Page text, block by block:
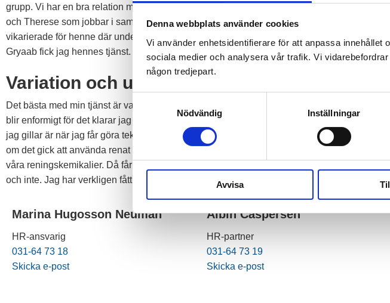
Denna webbplats använder cookies
Vi använder enhetsidentifierare för att anpassa innehållet
sociala medier och analysera vår trafik. Vi
någon tredjepart.
Nödvändig
Inställningar
Avvisa
grupp. Vi har en bra relation med varandra och jag upplever att vi är öppna och lyhörda.
och Therese som jobbar i samma grupp har förresten följts åt sedan tiden i Varberg. Jag
vikarierade för henne där under hennes föräldraledighet och sedan när hon började på
Gryaab fick jag hennes tjänst. Och så slutade det med att vi nu jobbar tillsammans igen, kul!
Variation och utveckling
Det bästa med min tjänst är variationen av arbetsuppgifter, det är viktigt för mig att det inte
blir enformigt för det klarar jag inte av. Här blir jag inte ”klar”, utan utvecklas hela tiden. Något
jag gillar är när jag får göra tekniska utredningar, en rolig sådan var när vi skulle undersöka
om det gick att använda renat avloppsvatten istället för dricksvatten, när vi bereder en av
våra reningskemikalier. Då får man vara lite av en detektiv och leta reda på vad som funkar
och inte. Jag har verkligen fått mitt drömjobb!
Marina Hugosson Neuman
HR-ansvarig
031-64 73 18
Skicka e-post
Albin Caspersen
HR-partner
031-64 73 19
Skicka e-post